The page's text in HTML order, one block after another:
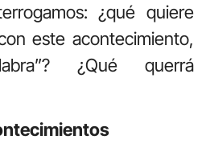
¿qué quiere
este acontecimiento,
¿Qué querrá